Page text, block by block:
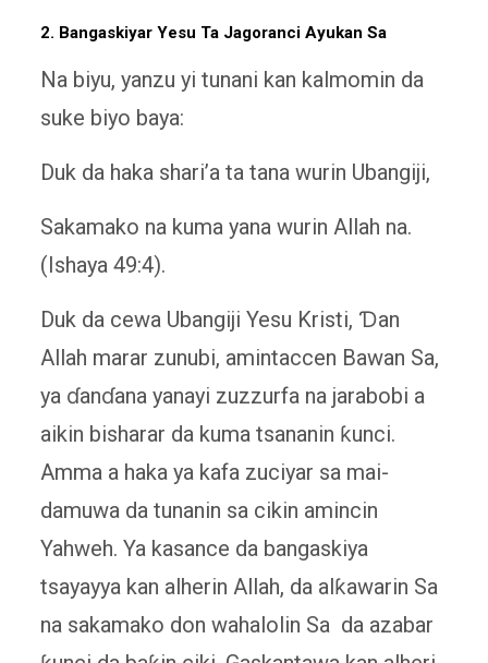
2. Bangaskiyar Yesu Ta Jagoranci Ayukan Sa
Na biyu, yanzu yi tunani kan kalmomin da
suke biyo baya:
Duk da haka shari’a ta tana wurin Ubangiji,
Sakamako na kuma yana wurin Allah na.
(Ishaya 49:4).
Duk da cewa Ubangiji Yesu Kristi, Ɗan
Allah marar zunubi, amintaccen Bawan Sa,
ya ɗanɗana yanayi zuzzurfa na jarabobi a
aikin bisharar da kuma tsananin ƙunci.
Amma a haka ya kafa zuciyar sa mai-
damuwa da tunanin sa cikin amincin
Yahweh. Ya kasance da bangaskiya
tsayayya kan alherin Allah, da alƙawarin Sa
na sakamako don wahalolin Sa da azabar